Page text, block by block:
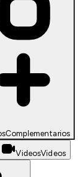
Complementarios
VideosVideos